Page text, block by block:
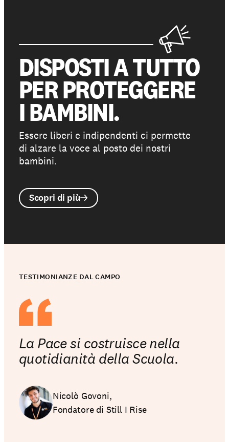
DISPOSTI A TUTTO
PER PROTEGGERE
I BAMBINI.
Essere liberi e indipendenti ci permette
di alzare la voce al posto dei nostri
bambini.
Scopri di più
TESTIMONIANZE DAL CAMPO
La Pace si costruisce nella
quotidianità della Scuola.
Nicolò Govoni,
Fondatore di Still I Rise